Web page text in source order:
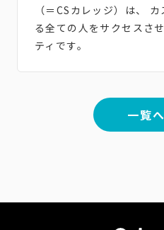
（＝CSカレッジ）は、
る全ての人をサクセスさ
ティです。
一覧